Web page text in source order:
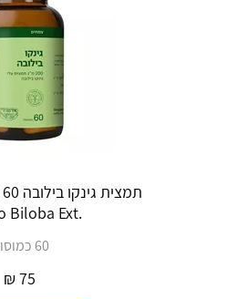
.Ginkgo Biloba Ext
60 כמוסות
75
₪